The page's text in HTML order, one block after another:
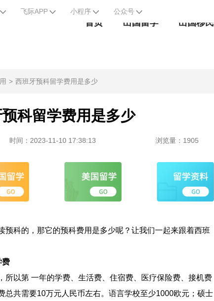
飞际APP 小程序 公众号
首页 出国留学 出国移民
西班牙预科留学费用是多少
科留学费用是多少
时间：2023-11-10 17:38:13 浏览量：1905
科的，那它的预科费用是多少呢？让我们一起来跟着西班
费
以第 一年的学费、生活费、住宿费、医疗保险费、接机费
总共需要10万元人民币左右。语言学校至少1000欧元；硕士